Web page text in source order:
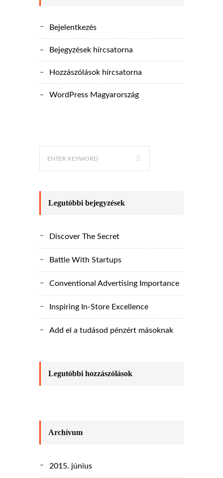
Bejelentkezés
Bejegyzések hírcsatorna
Hozzászólások hírcsatorna
WordPress Magyarország
Legutóbbi bejegyzések
Discover The Secret
Battle With Startups
Conventional Advertising Importance
Inspiring In-Store Excellence
Add el a tudásod pénzért másoknak
Legutóbbi hozzászólások
Archívum
2015. június